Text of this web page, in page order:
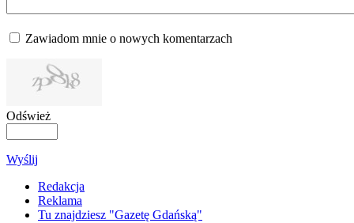
Zawiadom mnie o nowych komentarzach
Odśwież
Wyślij
Redakcja
Reklama
Tu znajdziesz "Gazetę Gdańską"